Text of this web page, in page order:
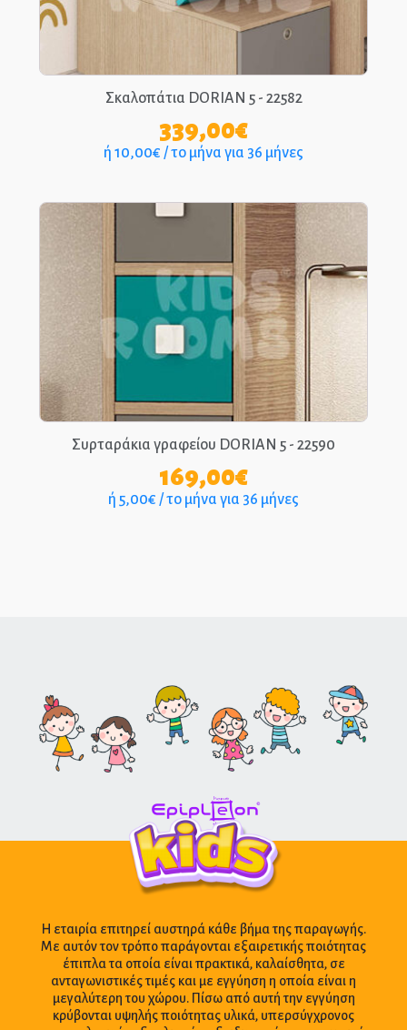
Σκαλοπάτια DORIAN 5 - 22582
339,00€
ή 10,00€ / το μήνα για 36 μήνες
Συρταράκια γραφείου DORIAN 5 - 22590
169,00€
ή 5,00€ / το μήνα για 36 μήνες
Η εταιρία επιτηρεί αυστηρά κάθε βήμα της παραγωγής.
Με αυτόν τον τρόπο παράγονται εξαιρετικής ποιότητας
έπιπλα τα οποία είναι πρακτικά, καλαίσθητα, σε
ανταγωνιστικές τιμές και με εγγύηση η οποία είναι η
μεγαλύτερη του χώρου. Πίσω από αυτή την εγγύηση
κρύβονται υψηλής ποιότητας υλικά, υπερσύγχρονος